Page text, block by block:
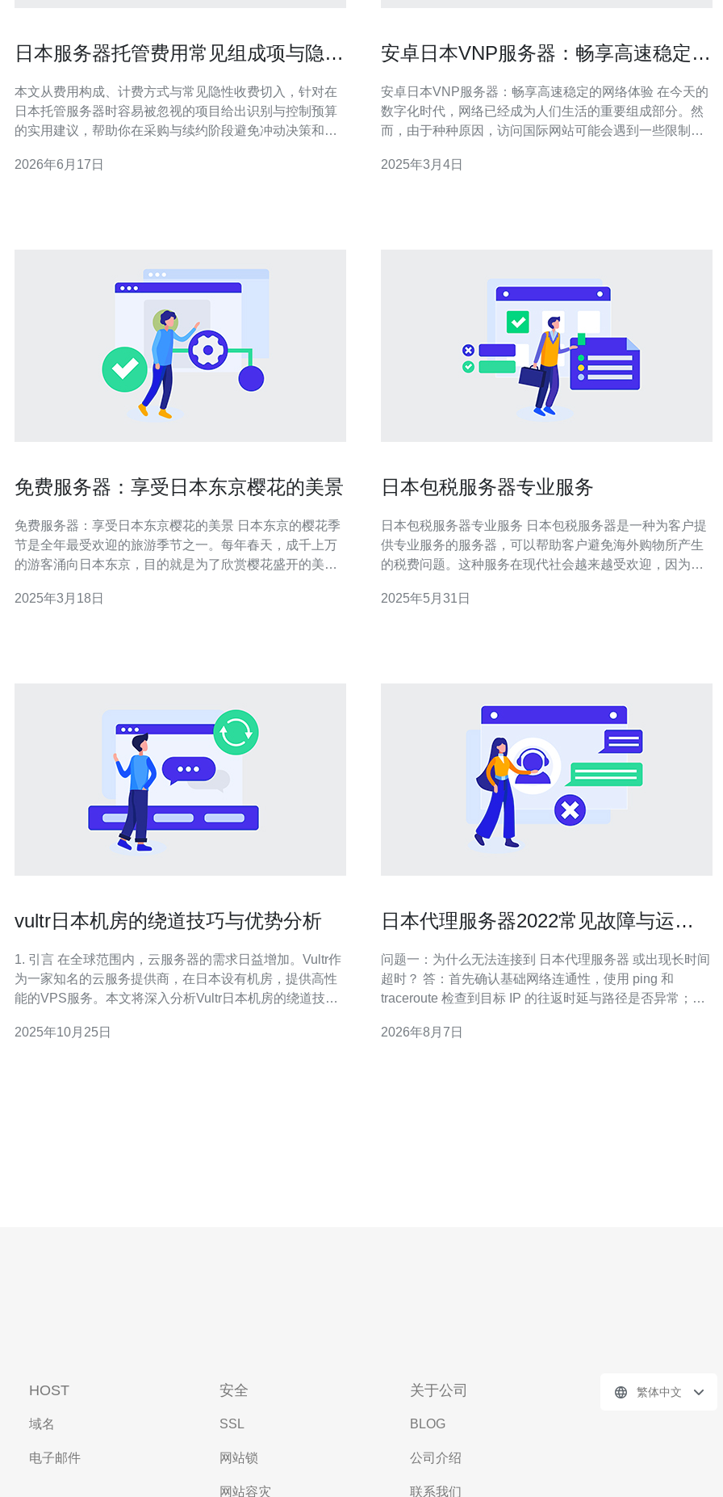
日本服务器托管费用常见组成项与隐性
本文从费用构成、计费方式与常见隐性收费切入，针对在
日本托管服务器时容易被忽视的项目给出识别与控制预算
的实用建议，帮助你在采购与续约阶段避免冲动决策和成
管费用时，核心费用通常包括机柜或机架租赁、服务器或
2026年6月17日
安卓日本VNP服务器：畅享高速稳定的
安卓日本VNP服务器：畅享高速稳定的网络体验 在今天的
数字化时代，网络已经成为人们生活的重要组成部分。然
而，由于种种原因，访问国际网站可能会遇到一些限制和
Network，虚拟私人网络）成为了一种常用的方法。而在众
2025年3月4日
免费服务器：享受日本东京樱花的美景
免费服务器：享受日本东京樱花的美景 日本东京的樱花季
节是全年最受欢迎的旅游季节之一。每年春天，成千上万
的游客涌向日本东京，目的就是为了欣赏樱花盛开的美
游费用，为何不考虑使用免费服务器，通过网络直接享受
2025年3月18日
日本包税服务器专业服务
日本包税服务器专业服务 日本包税服务器是一种为客户提
供专业服务的服务器，可以帮助客户避免海外购物所产生
的税费问题。这种服务在现代社会越来越受欢迎，因为人
细介绍日本包税服务器的专业服务。 日本包税服务器是一
2025年5月31日
vultr日本机房的绕道技巧与优势分析
1. 引言 在全球范围内，云服务器的需求日益增加。Vultr作
为一家知名的云服务提供商，在日本设有机房，提供高性
能的VPS服务。本文将深入分析Vultr日本机房的绕道技巧
基本配置 Vultr在日本机房提供多种配置，适合不同需求的
2025年10月25日
日本代理服务器2022常见故障与运维
问题一：为什么无法连接到 日本代理服务器 或出现长时间
超时？ 答：首先确认基础网络连通性，使用 ping 和
traceroute 检查到目标 IP 的往返时延与路径是否异常；若
查步骤 1) 本地网络：确认本机网关、DNS、路由表是否正
2026年8月7日
HOST
域名
电子邮件
安全
SSL
网站锁
网站容灾
关于公司
BLOG
公司介绍
联系我们
繁体中文